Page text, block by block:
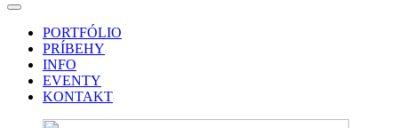
PORTFÓLIO
PRÍBEHY
INFO
EVENTY
KONTAKT